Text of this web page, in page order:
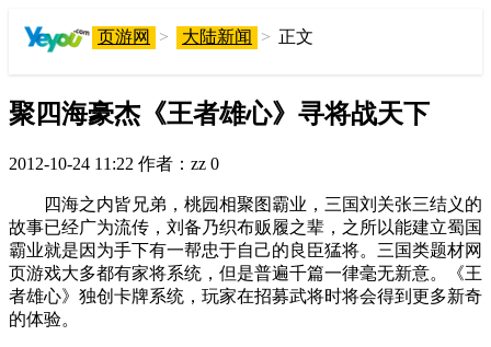
页游网 > 大陆新闻 > 正文
聚四海豪杰《王者雄心》寻将战天下
2012-10-24 11:22 作者：zz 0
四海之内皆兄弟，桃园相聚图霸业，三国刘关张三结义的
故事已经广为流传，刘备乃织布贩履之辈，之所以能建立蜀国
霸业就是因为手下有一帮忠于自己的良臣猛将。三国类题材网
页游戏大多都有家将系统，但是普遍千篇一律毫无新意。《王
者雄心》独创卡牌系统，玩家在招募武将时将会得到更多新奇
的体验。